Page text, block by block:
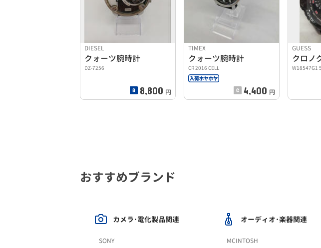
DIESEL
クォーツ腕時計
DZ-7256
8,800 円
TIMEX
クォーツ腕時計
CR 2016 CELL
4,400 円
GUESS
W18547G1
おすすめブランド
カメラ･電化製品関連
SONY
オーディオ･楽器関連
MCINTOSH